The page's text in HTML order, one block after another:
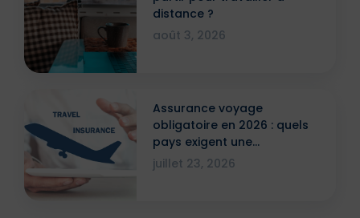
distance ?
août 3, 2026
Assurance voyage
obligatoire en 2026 : quels
pays exigent une
attestation ?
juillet 23, 2026